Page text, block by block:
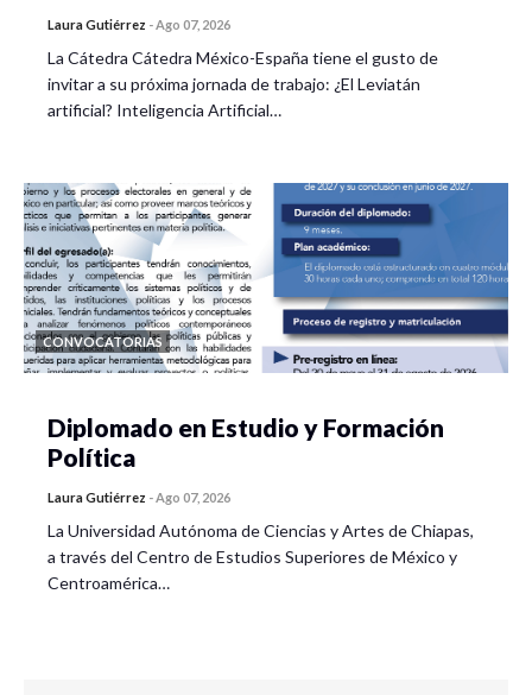
Laura Gutiérrez - Ago 07, 2026
La Cátedra Cátedra México-España tiene el gusto de
invitar a su próxima jornada de trabajo: ¿El Leviatán
artificial? Inteligencia Artificial…
CONVOCATORIAS
Diplomado en Estudio y Formación
Política
Laura Gutiérrez - Ago 07, 2026
La Universidad Autónoma de Ciencias y Artes de Chiapas,
a través del Centro de Estudios Superiores de México y
Centroamérica…